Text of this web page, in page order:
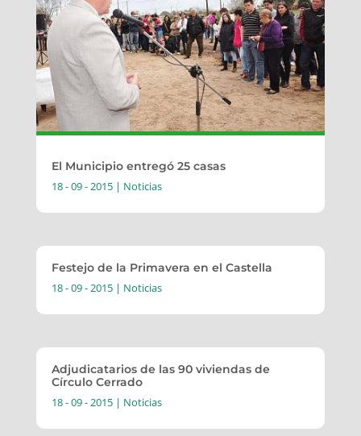
El Municipio entregó 25 casas
18 - 09 - 2015| Noticias
Festejo de la Primavera en el Castella
18 - 09 - 2015| Noticias
Adjudicatarios de las 90 viviendas de
Círculo Cerrado
18 - 09 - 2015| Noticias